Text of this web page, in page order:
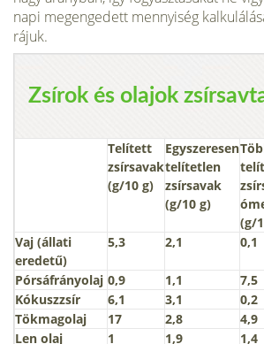
napi megengedett mennyiség
rájuk.
Zsírok és olajok
Telített
zsírsavak
(g/10 g)
Egyszeresen
telítetlen
zsírsavak
(g/10 g)
(g/
Vaj (állati
eredetű)
5,3 2,1 0,1
Pórsáfrányolaj 0,9 1,1 7,5
Kókuszzsír
6,1 3,1
0,2
Tökmagolaj
17 2,8 4,9
Len olaj
1 1,9 1,4